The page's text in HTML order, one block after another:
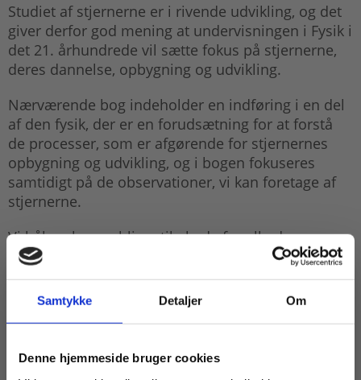
Samtykke Detaljer Om
Denne hjemmeside bruger cookies
Studiet af stjernerne er i rivende udvikling, og det
giver derfor god mening at undervisningen i Fysik i
det 21. århundrede vil sætte fokus på stjernerne,
deres dannelse, opbygning og udvikling.
Nærværende bog indeholder en indføring i en del
af den fysik, der er en forudsætning for at forstå
de processer, som er afgørende for stjernernes
opbygning og udvikling, og i bogen fokuseres
samtidigt på de observationer, vi kan foretage af
stjernerne.
Vi håber, bogen bliver til glæde for alle de
gymnasieelever, som skal arbejde med Fysik i det
21. århundrede.
Denne titel er udgivet på Fysikforlaget (LMFK).
Køb læremidler og find masterclasses mm.